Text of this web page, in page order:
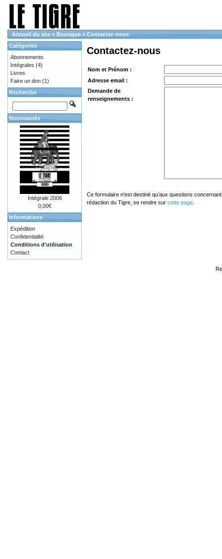
Accueil du site » Boutique » Contactez-nous
Contactez-nous
Nom et Prénom :
Adresse email :
Demande de
renseignements :
Ce formulaire n’est destiné qu’aux questions
rédaction du Tigre, se rendre sur cette page
Catégories
Abonnements
Intégrales (4)
Livres
Faire un don (1)
Recherche
Nouveautés
Intégrale 2006
0,00€
Informations
Expédition
Confidentialité
Conditions d'utilisation
Contact